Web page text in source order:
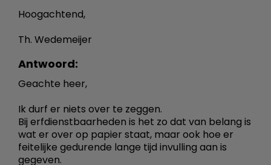
Hoogachtend,
Th. Wedemeijer
Antwoord:
Geachte heer,
Ik durf er niets over te zeggen.
Bij erfdienstbaarheden is het zo dat van belang is
wat er over op papier staat, maar ook hoe er
feitelijke gedurende lange tijd invulling aan is
gegeven.